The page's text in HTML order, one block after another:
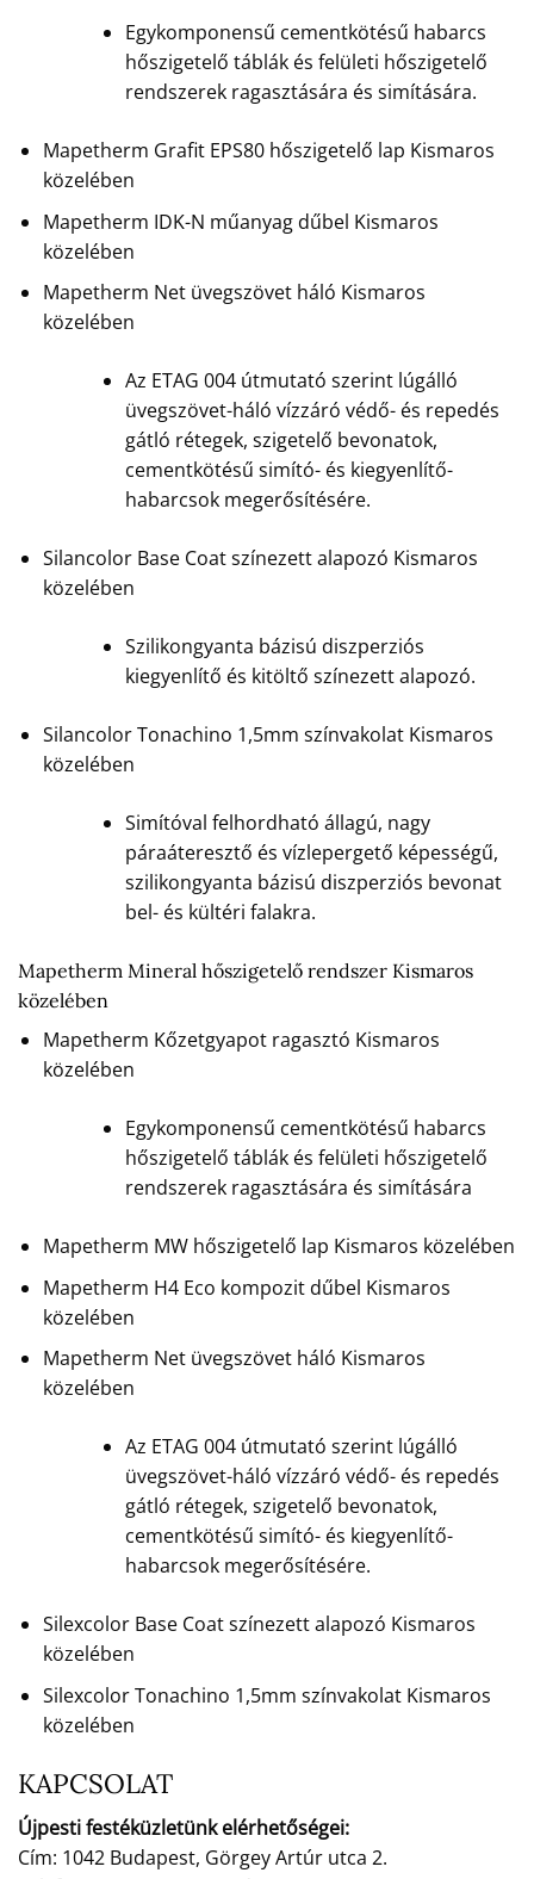
Egykomponensű cementkötésű habarcs
hőszigetelő táblák és felületi hőszigetelő
rendszerek ragasztására és simítására.
Mapetherm Grafit EPS80 hőszigetelő lap Kismaros
közelében
Mapetherm IDK-N műanyag dűbel Kismaros
közelében
Mapetherm Net üvegszövet háló Kismaros
közelében
Az ETAG 004 útmutató szerint lúgálló
üvegszövet-háló vízzáró védő- és repedés
gátló rétegek, szigetelő bevonatok,
cementkötésű simító- és kiegyenlítő-
habarcsok megerősítésére.
Silancolor Base Coat színezett alapozó Kismaros
közelében
Szilikongyanta bázisú diszperziós
kiegyenlítő és kitöltő színezett alapozó.
Silancolor Tonachino 1,5mm színvakolat Kismaros
közelében
Simítóval felhordható állagú, nagy
páraáteresztő és vízlepergető képességű,
szilikongyanta bázisú diszperziós bevonat
bel- és kültéri falakra.
Mapetherm Mineral hőszigetelő rendszer Kismaros
közelében
Mapetherm Kőzetgyapot ragasztó Kismaros
közelében
Egykomponensű cementkötésű habarcs
hőszigetelő táblák és felületi hőszigetelő
rendszerek ragasztására és simítására
Mapetherm MW hőszigetelő lap Kismaros közelében
Mapetherm H4 Eco kompozit dűbel Kismaros
közelében
Mapetherm Net üvegszövet háló Kismaros
közelében
Az ETAG 004 útmutató szerint lúgálló
üvegszövet-háló vízzáró védő- és repedés
gátló rétegek, szigetelő bevonatok,
cementkötésű simító- és kiegyenlítő-
habarcsok megerősítésére.
Silexcolor Base Coat színezett alapozó Kismaros
közelében
Silexcolor Tonachino 1,5mm színvakolat Kismaros
közelében
KAPCSOLAT
Újpesti festéküzletünk elérhetőségei:
Cím: 1042 Budapest, Görgey Artúr utca 2.